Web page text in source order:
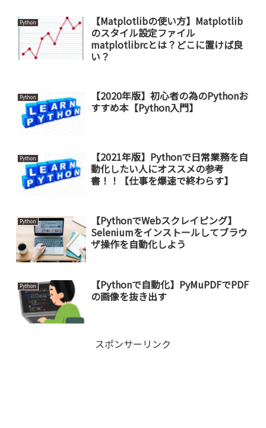
Python
【Matplotlibの使い方】Matplotlib
のスタイル設定ファイル
matplotlibrcとは？どこに置けば良
い？
Python
【2020年版】初心者の為のPythonお
すすめ本【Python入門】
Python
【2021年版】Pythonで日常業務を自
動化したい人にオススメの参考
書！！【仕事を爆速で終わらす】
Python
【PythonでWebスクレイピング】
Seleniumをインストールしてブラウ
ザ操作を自動化しよう
Python
【Pythonで自動化】PyMuPDFでPDF
の画像を抜き出す
スポンサーリンク